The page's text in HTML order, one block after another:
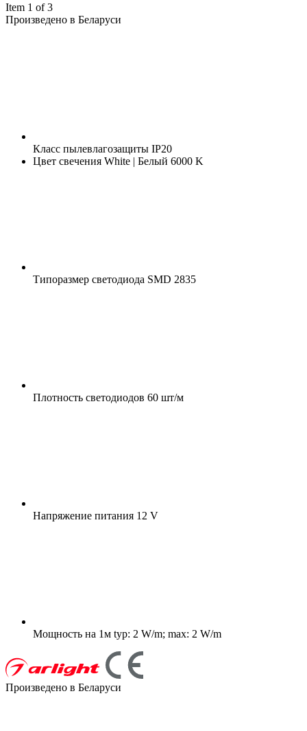
Item 1 of 3
Произведено в Беларуси
Класс пылевлагозащиты IP20
Цвет свечения White | Белый 6000 K
Типоразмер светодиода SMD 2835
Плотность светодиодов 60 шт/м
Напряжение питания 12 V
Мощность на 1м typ: 2 W/m; max: 2 W/m
Произведено в Беларуси